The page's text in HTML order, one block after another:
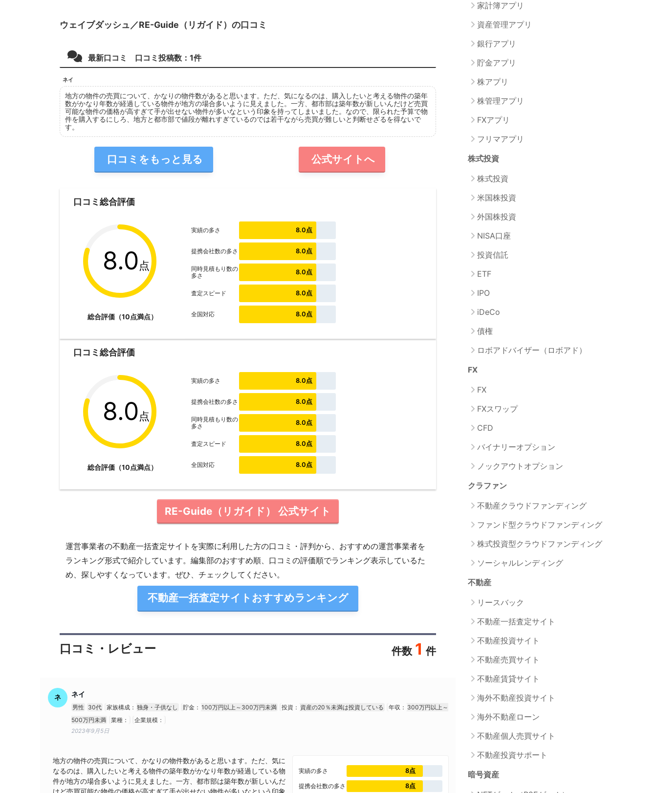
口コミ・レビュー 件数 1 件
ウェイブダッシュ／RE-Guide（リガイド）の口コミ
最新口コミ 口コミ投稿数： 1件
ネイ
地方の物件の売買について、かなりの物件数があると思います。ただ、気になるのは、購入したいと考える物件の築年
数がかなり年数が経過している物件が地方の場合多いように見えました。一方、都市部は築年数が新しいんだけど売買
可能な物件の価格が高すぎて手が出せない物件が多いなという印象を持ってしまいました。なので、限られた予算で物
件を購入するにしろ、地方と都市部で値段が離れすぎているのでは若干ながら売買が難しいと判断せざるを得ないで
す。
口コミをもっと見る 公式サイトへ
RE-Guide（リガイド） 公式サイト
運営事業者の不動産一括査定サイトを実際に利用した方の口コミ・評判から、おすすめの運営事業者を
ランキング形式で紹介しています。編集部のおすすめ順、口コミの評価順でランキング表示しているた
め、探しやすくなっています。ぜひ、チェックしてください。
不動産一括査定サイトおすすめランキング
口コミ総合評価
8.0点
総合評価（10点満点）
実績の多さ 8.0点
提携会社数の多さ 8.0点
同時見積もり数の
多さ
8.0点
査定スピード 8.0点
全国対応 8.0点
口コミ総合評価
8.0点
総合評価（10点満点）
実績の多さ 8.0点
提携会社数の多さ 8.0点
同時見積もり数の
多さ
8.0点
査定スピード 8.0点
全国対応 8.0点
ネ ネイ
男性 30代 家族構成： 独身・子供なし 貯金： 100万円以上～300万円未満 投資： 資産の20％未満は投資している 年収： 300万円以上～
500万円未満
業種： 企業規模：
2023年9月5日
実績の多さ 8点
提携会社数の多さ 8点
地方の物件の売買について、かなりの物件数があると思います。ただ、気に
なるのは、購入したいと考える物件の築年数がかなり年数が経過している物
件が地方の場合多いように見えました。一方、都市部は築年数が新しいんだ
けど売買可能な物件の価格が高すぎて手が出せない物件が多いなという印象
家計簿アプリ
資産管理アプリ
銀行アプリ
貯金アプリ
株アプリ
株管理アプリ
FXアプリ
フリマアプリ
株式投資
株式投資
米国株投資
外国株投資
NISA口座
投資信託
ETF
IPO
iDeCo
債権
ロボアドバイザー（ロボアド）
FX
FX
FXスワップ
CFD
バイナリーオプション
ノックアウトオプション
クラファン
不動産クラウドファンディング
ファンド型クラウドファンディング
株式投資型クラウドファンディング
ソーシャルレンディング
不動産
リースバック
不動産一括査定サイト
不動産投資サイト
不動産売買サイト
不動産賃貸サイト
海外不動産投資サイト
海外不動産ローン
不動産個人売買サイト
不動産投資サポート
暗号資産